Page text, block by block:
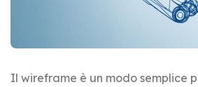
Il wireframe è un modo semplice